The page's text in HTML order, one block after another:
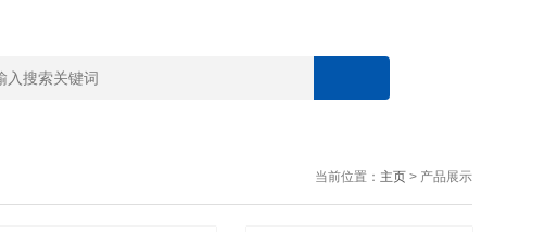
当前位置： 主页> 产品展示